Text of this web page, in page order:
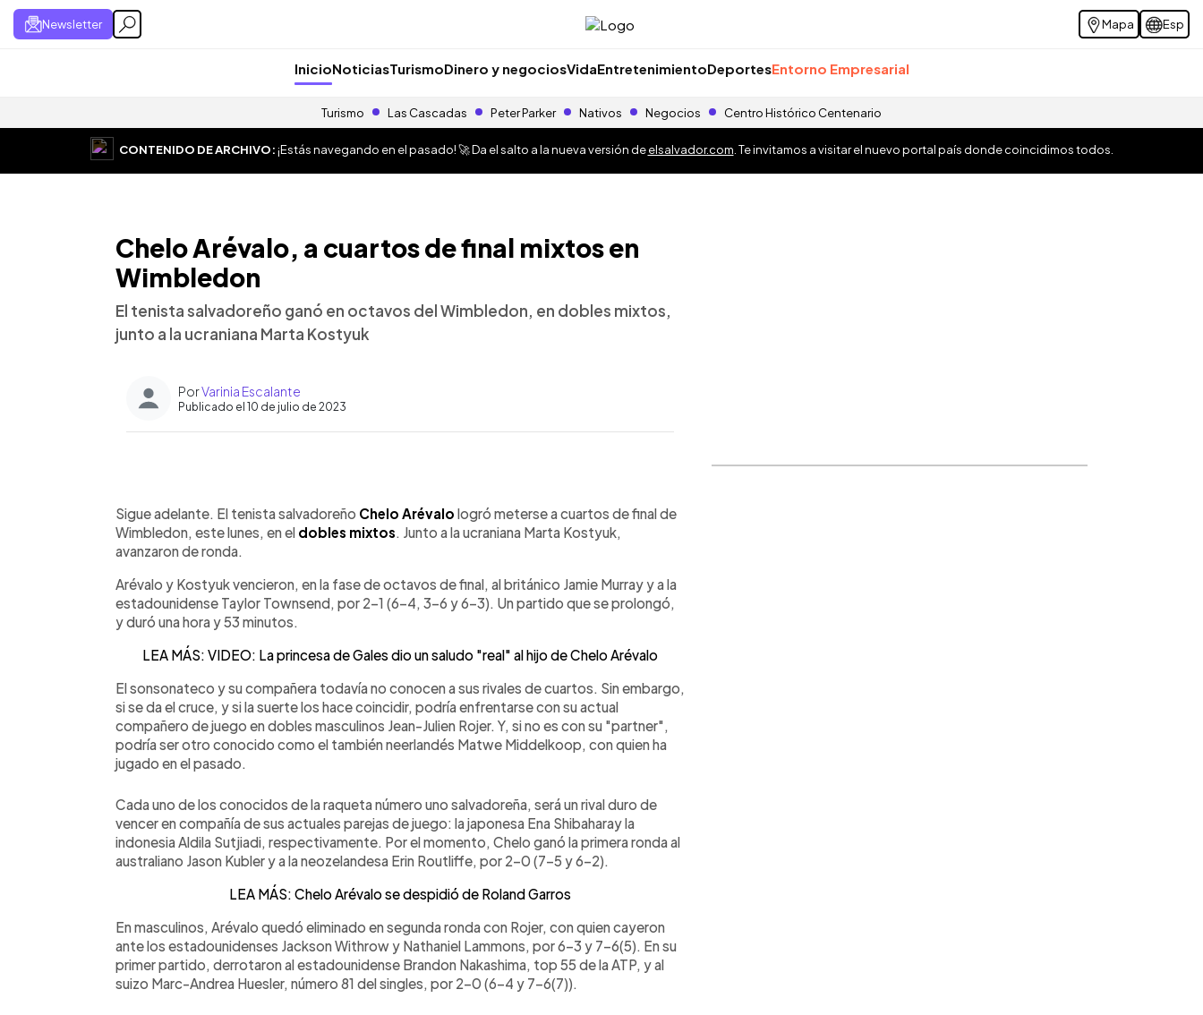
Newsletter Mapa Esp
InicioNoticiasTurismoDinero y negociosVidaEntretenimientoDeportesEntorno Empresarial
Turismo Las Cascadas Peter Parker Nativos Negocios Centro Histórico Centenario
CONTENIDO DE ARCHIVO:¡Estás navegando en el pasado! 🚀 Da el salto a la nueva versión deelsalvador.com . Te invitamos a visitar el nuevo portal país donde coincidimos todos.
Chelo Arévalo, a cuartos de final mixtos en
Wimbledon
El tenista salvadoreño ganó en octavos del Wimbledon, en dobles mixtos,
junto a la ucraniana Marta Kostyuk
PorVarinia Escalante
Publicado el 10 de julio de 2023
► Escuchar artículo
Sigue adelante. El tenista salvadoreño Chelo Arévalo logró meterse a cuartos de final de
Wimbledon, este lunes, en el dobles mixtos. Junto a la ucraniana Marta Kostyuk,
avanzaron de ronda.
Arévalo y Kostyuk vencieron, en la fase de octavos de final, al británico Jamie Murray y a la
estadounidense Taylor Townsend, por 2-1 (6-4, 3-6 y 6-3). Un partido que se prolongó,
y duró una hora y 53 minutos.
LEA MÁS: VIDEO: La princesa de Gales dio un saludo "real" al hijo de Chelo Arévalo
El sonsonateco y su compañera todavía no conocen a sus rivales de cuartos. Sin embargo,
si se da el cruce, y si la suerte los hace coincidir, podría enfrentarse con su actual
compañero de juego en dobles masculinos Jean-Julien Rojer. Y, si no es con su "partner",
podría ser otro conocido como el también neerlandés Matwe Middelkoop, con quien ha
jugado en el pasado.
Cada uno de los conocidos de la raqueta número uno salvadoreña, será un rival duro de
vencer en compañía de sus actuales parejas de juego: la japonesa Ena Shibaharay la
indonesia Aldila Sutjiadi, respectivamente. Por el momento, Chelo ganó la primera ronda al
australiano Jason Kubler y a la neozelandesa Erin Routliffe, por 2-0 (7-5 y 6-2).
LEA MÁS: Chelo Arévalo se despidió de Roland Garros
En masculinos, Arévalo quedó eliminado en segunda ronda con Rojer, con quien cayeron
ante los estadounidenses Jackson Withrow y Nathaniel Lammons, por 6-3 y 7-6(5). En su
primer partido, derrotaron al estadounidense Brandon Nakashima, top 55 de la ATP, y al
suizo Marc-Andrea Huesler, número 81 del singles, por 2-0 (6-4 y 7-6(7)).